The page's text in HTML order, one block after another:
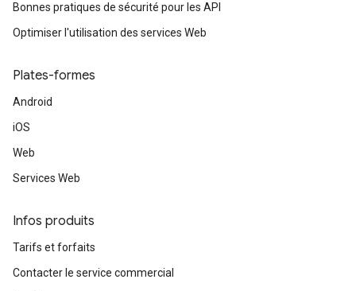
Bonnes pratiques de sécurité pour les API
Optimiser l'utilisation des services Web
Plates-formes
Android
iOS
Web
Services Web
Infos produits
Tarifs et forfaits
Contacter le service commercial